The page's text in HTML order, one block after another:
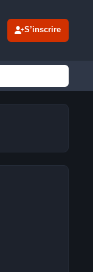
S’inscrire